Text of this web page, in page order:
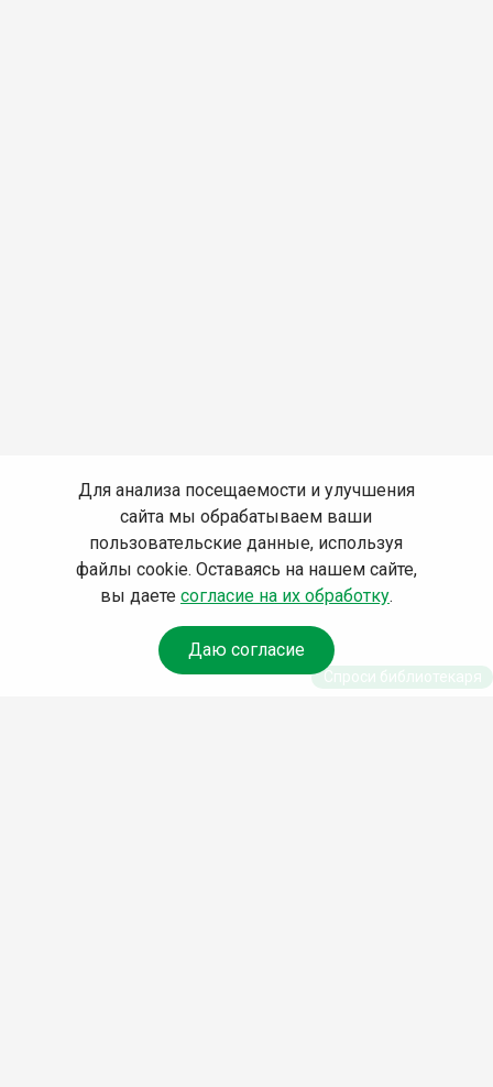
Для анализа посещаемости и улучшения
сайта мы обрабатываем ваши
пользовательские данные, используя
файлы cookie. Оставаясь на нашем сайте,
вы даете согласие на их обработку.
Даю согласие
Спроси библиотекаря